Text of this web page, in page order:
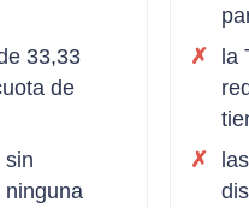
33,33
de
sin
la